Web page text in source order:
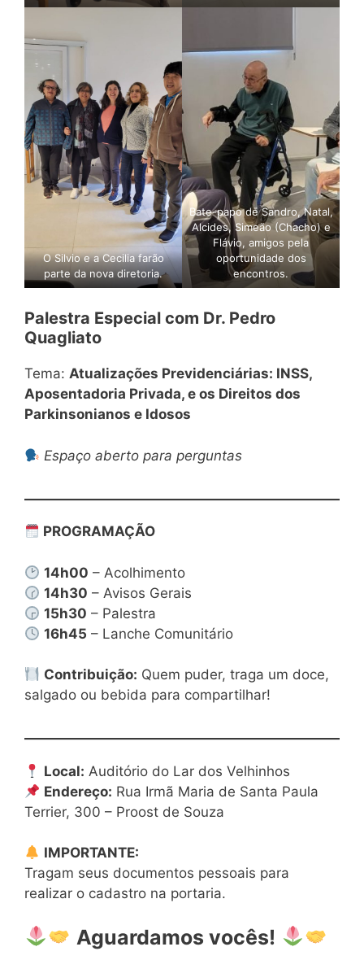
O Silvio e a Cecilia farão
parte da nova diretoria.
Bate-papo de Sandro, Natal,
Alcides, Simeão (Chacho) e
Flávio, amigos pela
oportunidade dos
encontros.
Palestra Especial com Dr. Pedro
Quagliato
Tema: Atualizações Previdenciárias: INSS,
Aposentadoria Privada, e os Direitos dos
Parkinsonianos e Idosos
Espaço aberto para perguntas
PROGRAMAÇÃO
14h00 – Acolhimento
14h30 – Avisos Gerais
15h30 – Palestra
16h45 – Lanche Comunitário
Contribuição: Quem puder, traga um doce,
salgado ou bebida para compartilhar!
Local: Auditório do Lar dos Velhinhos
Endereço: Rua Irmã Maria de Santa Paula
Terrier, 300 – Proost de Souza
IMPORTANTE:
Tragam seus documentos pessoais para
realizar o cadastro na portaria.
Aguardamos vocês!